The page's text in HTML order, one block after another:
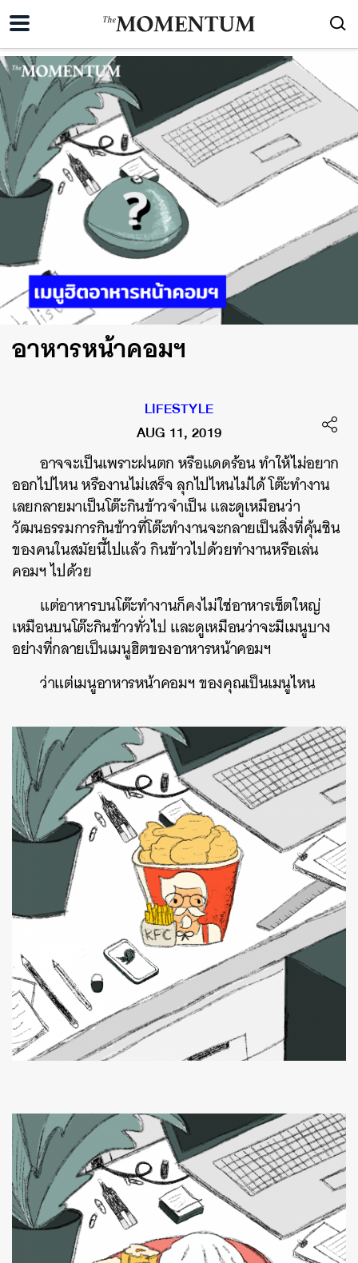
อาหารหน้าคอมฯ
LIFESTYLE
AUG 11, 2019
อาจจะเป็นเพราะฝนตก หรือแดดร้อน ทำให้ไม่อยาก
ออกไปไหนหรืองานไม่เสร็จ ลุกไปไหนไม่ได้ โต๊ะทำงาน
เลยกลายมาเป็นโต๊ะกินข้าวจำเป็นและดูเหมือนว่า
วัฒนธรรมการกินข้าวที่โต๊ะทำงานจะกลายเป็นสิ่งที่คุ้นชิน
ของคนในสมัยนี้ไปแล้ว กินข้าวไปด้วยทำงานหรือเล่น
คอมฯ ไปด้วย
แต่อาหารบนโต๊ะทำงานก็คงไม่ใช่อาหารเซ็ตใหญ่
เหมือนบนโต๊ะกินข้าวทั่วไป และดูเหมือนว่าจะมีเมนูบาง
อย่างที่กลายเป็นเมนูฮิตของอาหารหน้าคอมฯ
ว่าแต่เมนูอาหารหน้าคอมฯ ของคุณเป็นเมนูไหน